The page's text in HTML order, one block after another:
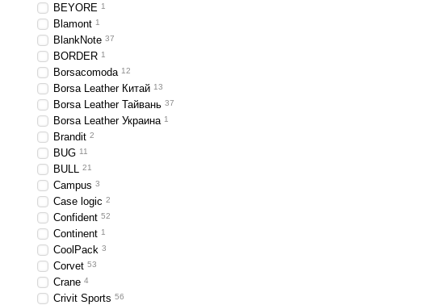
BEYORE 1
Blamont 1
BlankNote 37
BORDER 1
Borsacomoda 12
Borsa Leather Китай 13
Borsa Leather Тайвань 37
Borsa Leather Украина 1
Brandit 2
BUG 11
BULL 21
Campus 3
Case logic 2
Confident 52
Continent 1
CoolPack 3
Corvet 53
Crane 4
Crivit Sports 56